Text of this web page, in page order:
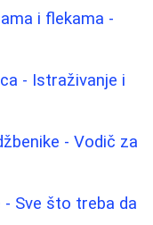
i flekama -
- Istraživanje i
- Vodič za
Sve što treba da